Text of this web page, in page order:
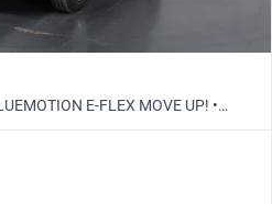
E-FLEX MOVE UP! •